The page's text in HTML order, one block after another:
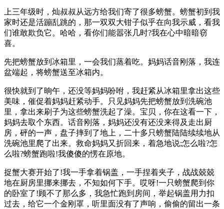
上三年级时，灿叔叔从远方给我们寄了很多螃蟹。螃蟹初到我
家时还是活蹦乱跳的，那一双双大钳子似乎在向我示威，看我
们谁敢欺负它。哈哈，看你们能嚣张几时?我在心中暗暗窃
喜。
先把螃蟹放到冰箱里，一会我们蒸着吃。妈妈话音刚落，我连
盆端起，将螃蟹送至冰箱内。
很快就到了晌午，还没等妈妈吩咐，我赶紧从冰箱里拿出这些
美味，催促着妈妈赶紧动手。只见妈妈先把螃蟹放到洗碗池
里，拿出来刷子为这些螃蟹洗起了澡。宝贝，你在这看一下，
妈妈去取个东西。话音刚落，妈妈还没有还没来得及走出厨
房，砰的一声，盘子摔到了地上，二十多只螃蟹陆陆续续地从
洗碗池里爬了出来。救命妈妈又折回来，着急地说;怎么啦?怎
么啦?螃蟹跑啦!我傻傻的愣在原地。
捉蟹大赛开始了!我一手拿着锅盖，一手捏着夹子，战战兢兢
地在厨房里挪来挪去，不知如何下手。哎呀!一只螃蟹爬到你
的卧室了!顾不了那么多，我急忙跑到房间，举起锅盖用力扣
过去，给它一个金刚罩，听里面没有了声响，偷偷的留出一条